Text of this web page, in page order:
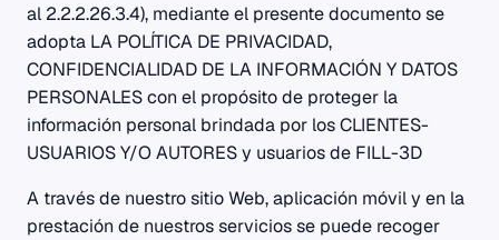
al 2.2.2.26.3.4), mediante el presente documento se
adopta LA POLÍTICA DE PRIVACIDAD,
CONFIDENCIALIDAD DE LA INFORMACIÓN Y DATOS
PERSONALES con el propósito de proteger la
información personal brindada por los CLIENTES-
USUARIOS Y/O AUTORES y usuarios de FILL-3D
A través de nuestro sitio Web, aplicación móvil y en la
prestación de nuestros servicios se puede recoger